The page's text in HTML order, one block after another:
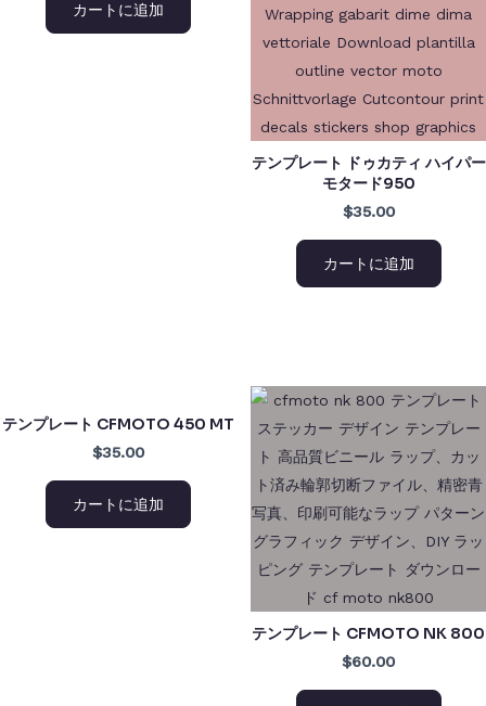
カートに追加
テンプレート ドゥカティ ハイパー
モタード950
$35.00
カートに追加
テンプレート CFMOTO 450 MT
$35.00
カートに追加
テンプレート CFMOTO NK 800
$60.00